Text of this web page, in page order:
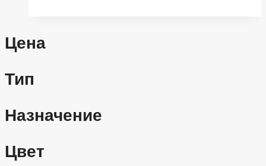
Цена
Тип
Назначение
Цвет